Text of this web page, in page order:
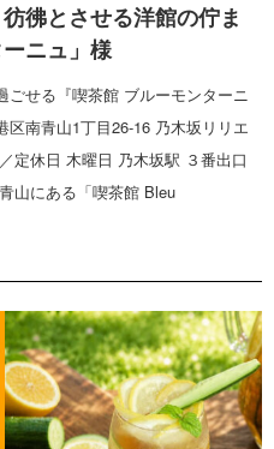
彿とさせる洋館の佇ま
ニュ」様
せる『喫茶館 ブルーモンターニ
区南青山1丁目26-16 乃木坂リリエ
定休日 木曜日 乃木坂駅 ３番出口
山にある「喫茶館 Bleu